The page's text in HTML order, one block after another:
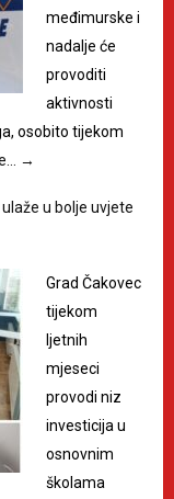
međimurske i
nadalje će
provoditi
aktivnosti
osobito tijekom
→
u bolje uvjete
Grad Čakovec
tijekom
ljetnih
mjeseci
provodi niz
investicija u
osnovnim
školama